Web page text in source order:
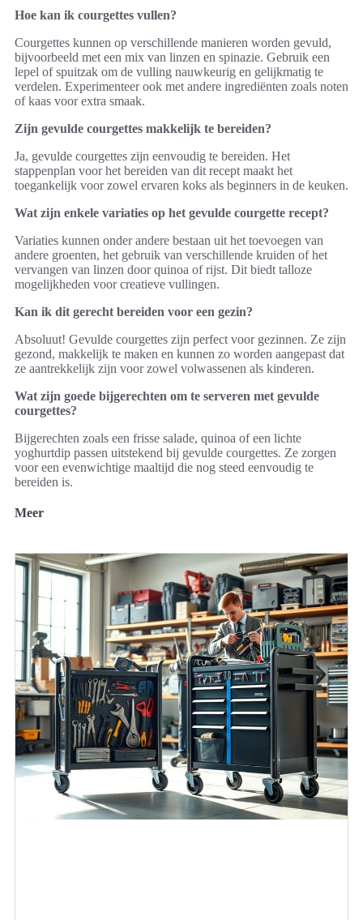
Hoe kan ik courgettes vullen?
Courgettes kunnen op verschillende manieren worden gevuld,
bijvoorbeeld met een mix van linzen en spinazie. Gebruik een
lepel of spuitzak om de vulling nauwkeurig en gelijkmatig te
verdelen. Experimenteer ook met andere ingrediënten zoals noten
of kaas voor extra smaak.
Zijn gevulde courgettes makkelijk te bereiden?
Ja, gevulde courgettes zijn eenvoudig te bereiden. Het
stappenplan voor het bereiden van dit recept maakt het
toegankelijk voor zowel ervaren koks als beginners in de keuken.
Wat zijn enkele variaties op het gevulde courgette recept?
Variaties kunnen onder andere bestaan uit het toevoegen van
andere groenten, het gebruik van verschillende kruiden of het
vervangen van linzen door quinoa of rijst. Dit biedt talloze
mogelijkheden voor creatieve vullingen.
Kan ik dit gerecht bereiden voor een gezin?
Absoluut! Gevulde courgettes zijn perfect voor gezinnen. Ze zijn
gezond, makkelijk te maken en kunnen zo worden aangepast dat
ze aantrekkelijk zijn voor zowel volwassenen als kinderen.
Wat zijn goede bijgerechten om te serveren met gevulde
courgettes?
Bijgerechten zoals een frisse salade, quinoa of een lichte
yoghurtdip passen uitstekend bij gevulde courgettes. Ze zorgen
voor een evenwichtige maaltijd die nog steed eenvoudig te
bereiden is.
Meer